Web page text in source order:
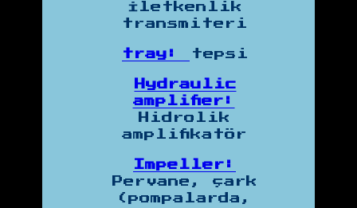
İletkenlik
transmiteri
tray: tepsi
Hydraulic
amplifier:
Hidrolik
amplifikatör
Impeller:
Pervane, çark
(pompalarda,